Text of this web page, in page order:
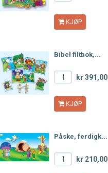
KJØP
Bibel filtbok,...
kr 391,00
KJØP
Påske, ferdigk...
kr 210,00